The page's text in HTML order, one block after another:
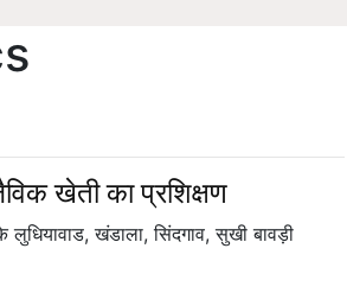
खेती का प्रशिक्षण
खंडाला, सिंदगाव, सुखी बावड़ी